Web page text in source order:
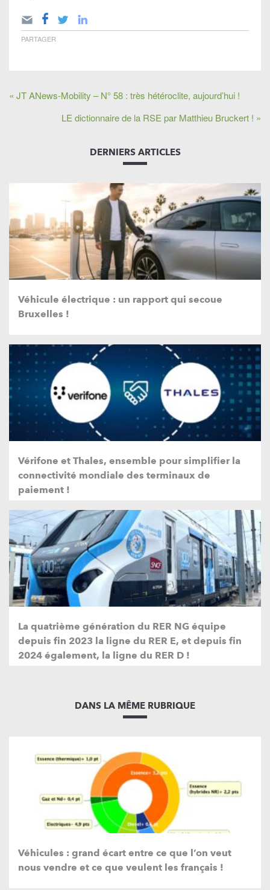
PARTAGER
« JT ANews-Mobility – N° 58 : très hétéroclite, aujourd’hui !
LE dictionnaire de la RSE par Matthieu Bruckert ! »
DERNIERS ARTICLES
Véhicule électrique : un rapport qui secoue
Bruxelles !
Vérifone et Thales, ensemble pour simplifier la
connectivité mondiale des terminaux de
paiement !
La quatrième génération du RER NG équipe
depuis fin 2023 la ligne du RER E, et depuis fin
2024 également, la ligne du RER D !
DANS LA MÊME RUBRIQUE
Véhicules : grand écart entre ce que l’on veut
nous vendre et ce que veulent les français !